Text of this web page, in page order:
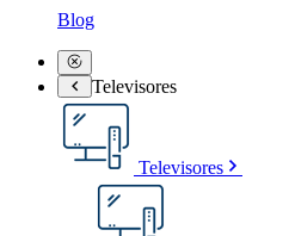
Blog
Televisores
Televisores